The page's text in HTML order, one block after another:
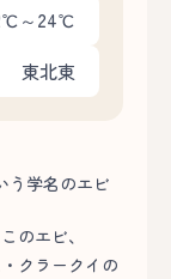
～24℃
東北東
う学名のエビ
のエビ、
クラークイの